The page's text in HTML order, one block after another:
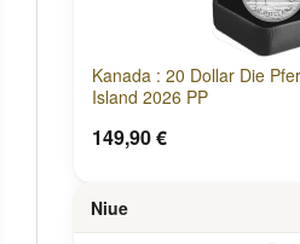
Kanada : 20 Dollar Die
Island 2026 PP
149,90 €
Niue